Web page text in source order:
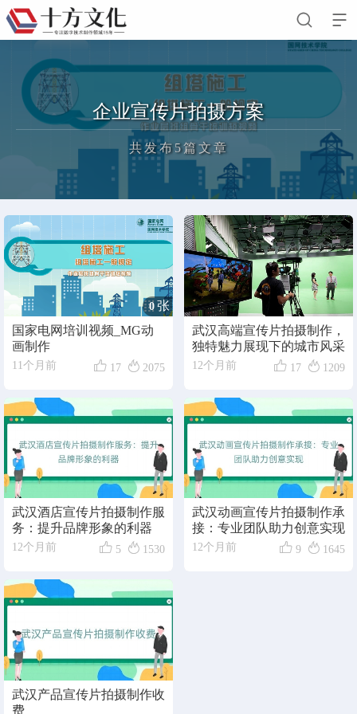


首页
公司简介 企业文化 人才招聘 留言我们
新闻动态
客户案例
业务领域
联系我们
企业宣传片拍摄方案
共发布5篇文章
正在为您加载新内容
0 张
国家电网培训视频_MG动
画制作
11个月前  17  2075
武汉高端宣传片拍摄制作，
独特魅力展现下的城市风采
12个月前  17  1209
武汉酒店宣传片拍摄制作服
务：提升品牌形象的利器
12个月前  5  1530
武汉动画宣传片拍摄制作承
接：专业团队助力创意实现
12个月前  9  1645
武汉产品宣传片拍摄制作收
费